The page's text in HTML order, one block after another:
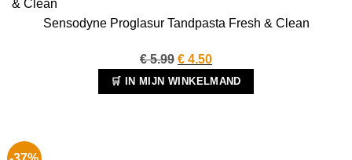
Sensodyne Proglasur Tandpasta Fresh & Clean
€5.99 Oorspronkelijke
prijs
was:
€ 4.50Huidige
prijs
is:
🛒 IN MIJN WINKELMAND